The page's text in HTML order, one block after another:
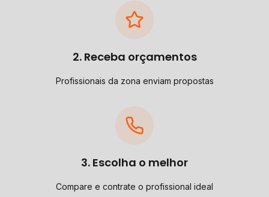
2. Receba orçamentos
Profissionais da zona enviam propostas
3. Escolha o melhor
Compare e contrate o profissional ideal